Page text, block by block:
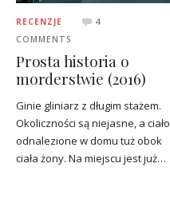
RECENZJE
4
COMMENTS
Prosta historia o
morderstwie (2016)
Ginie gliniarz z długim stażem.
Okoliczności są niejasne, a ciało
odnalezione w domu tuż obok
ciała żony. Na miejscu jest już…